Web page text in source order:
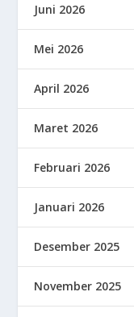
Juni 2026
Mei 2026
April 2026
Maret 2026
Februari 2026
Januari 2026
Desember 2025
November 2025